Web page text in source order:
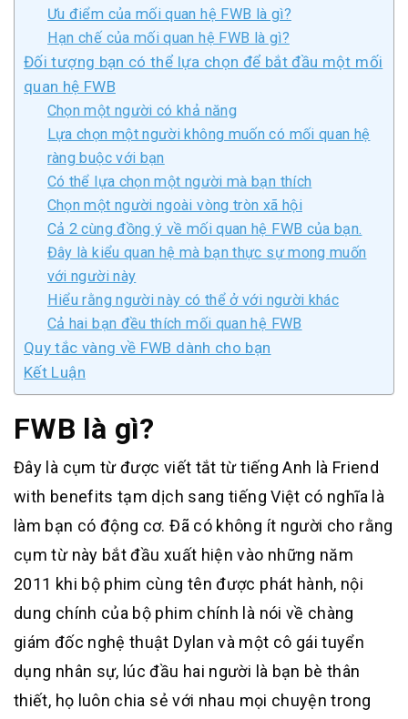
Ưu điểm của mối quan hệ FWB là gì?
Hạn chế của mối quan hệ FWB là gì?
Đối tượng bạn có thể lựa chọn để bắt đầu một mối
quan hệ FWB
Chọn một người có khả năng
Lựa chọn một người không muốn có mối quan hệ
ràng buộc với bạn
Có thể lựa chọn một người mà bạn thích
Chọn một người ngoài vòng tròn xã hội
Cả 2 cùng đồng ý về mối quan hệ FWB của bạn.
Đây là kiểu quan hệ mà bạn thực sự mong muốn
với người này
Hiểu rằng người này có thể ở với người khác
Cả hai bạn đều thích mối quan hệ FWB
Quy tắc vàng về FWB dành cho bạn
Kết Luận
FWB là gì?
Đây là cụm từ được viết tắt từ tiếng Anh là Friend
with benefits tạm dịch sang tiếng Việt có nghĩa là
làm bạn có động cơ. Đã có không ít người cho rằng
cụm từ này bắt đầu xuất hiện vào những năm
2011 khi bộ phim cùng tên được phát hành, nội
dung chính của bộ phim chính là nói về chàng
giám đốc nghệ thuật Dylan và một cô gái tuyển
dụng nhân sự, lúc đầu hai người là bạn bè thân
thiết, họ luôn chia sẻ với nhau mọi chuyện trong